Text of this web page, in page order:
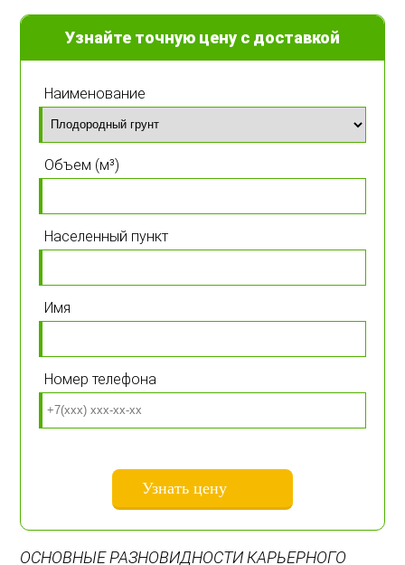
Узнайте точную цену с доставкой
Наименование
Объем (м³)
Населенный пункт
Имя
Номер телефона
ОСНОВНЫЕРАЗНОВИДНОСТИ КАРЬЕРНОГО